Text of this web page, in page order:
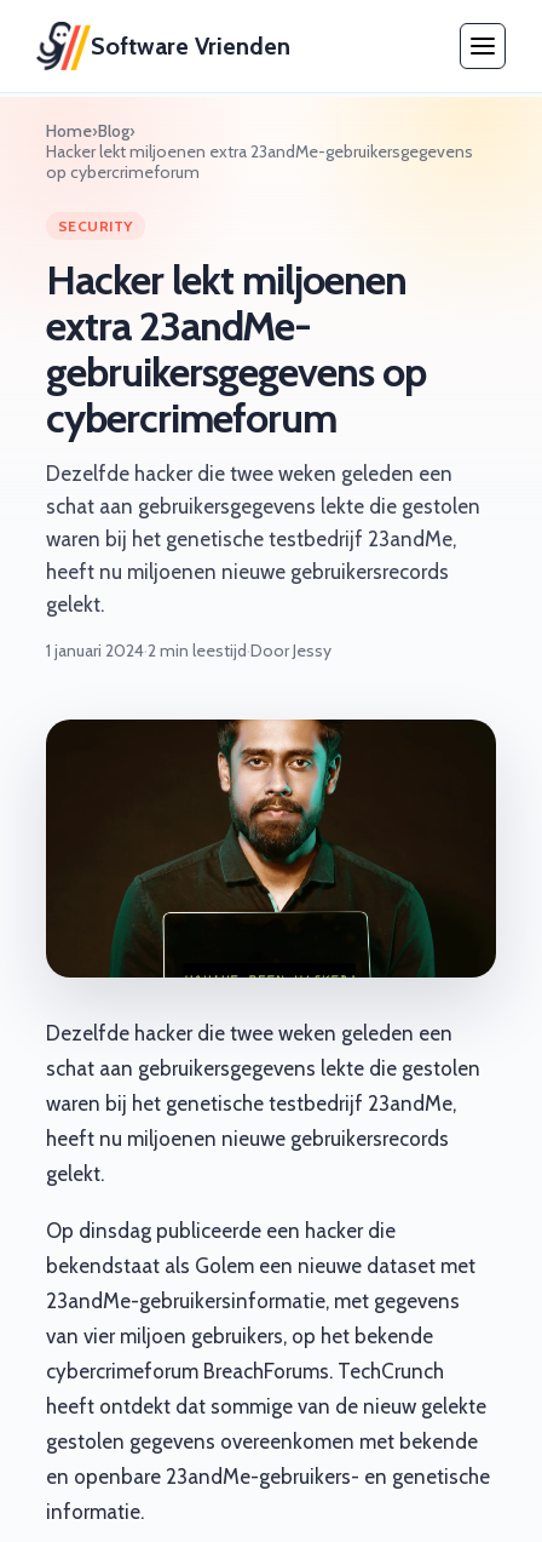
Software Vrienden
Home›Blog›
Hacker lekt miljoenen extra 23andMe-gebruikersgegevens
op cybercrimeforum
SECURITY
Hacker lekt miljoenen
extra 23andMe-
gebruikersgegevens op
cybercrimeforum
Dezelfde hacker die twee weken geleden een
schat aan gebruikersgegevens lekte die gestolen
waren bij het genetische testbedrijf 23andMe,
heeft nu miljoenen nieuwe gebruikersrecords
gelekt.
1 januari 2024·2 min leestijd·Door Jessy
Dezelfde hacker die twee weken geleden een
schat aan gebruikersgegevens lekte die gestolen
waren bij het genetische testbedrijf 23andMe,
heeft nu miljoenen nieuwe gebruikersrecords
gelekt.
Op dinsdag publiceerde een hacker die
bekendstaat als Golem een nieuwe dataset met
23andMe-gebruikersinformatie, met gegevens
van vier miljoen gebruikers, op het bekende
cybercrimeforum BreachForums. TechCrunch
heeft ontdekt dat sommige van de nieuw gelekte
gestolen gegevens overeenkomen met bekende
en openbare 23andMe-gebruikers- en genetische
informatie.